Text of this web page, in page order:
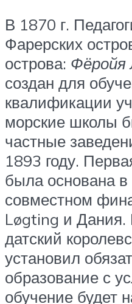
В 1870 г.
Фарерских
острова: Фёройя
создан для
квалификации
морские школы
частные
1893 году.
была основана в
совместном
Løgting и Дания.
датский
установил
образование с
обучение будет